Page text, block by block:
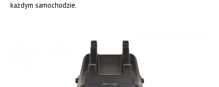
każdym samochodzie.